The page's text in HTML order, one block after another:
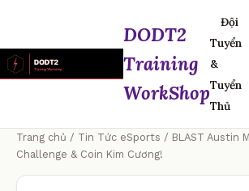
DODT2
Training
WorkShop
Đội
Tuyển
&
Tuyển
Thủ
Trang chủ / Tin Tức eSports / BLAST Austin
Challenge & Coin Kim Cương!